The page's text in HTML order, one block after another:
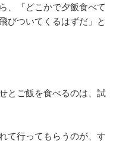
、『どこかで夕飯食べて
びついてくるはずだ」と
とご飯を食べるのは、試
て行ってもらうのが、す